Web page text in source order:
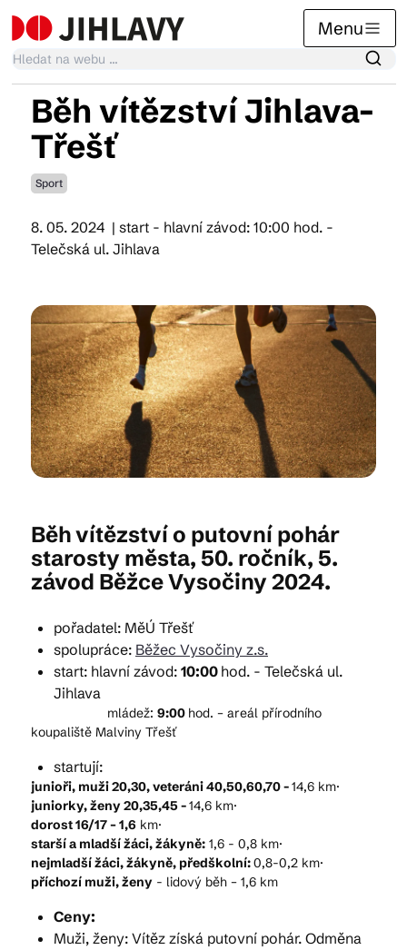
Menu
Kalendář akcí
Tradiční akce
Suvenýry
Praktické info
Kam vyrazit
CS EN DE
© 2026 Brána Jihlavy
Běh vítězství Jihlava-
Třešť
Sport
8. 05. 2024 | start - hlavní závod: 10:00 hod. -
Telečská ul. Jihlava
Běh vítězství o putovní pohár
starosty města, 50. ročník, 5.
závod Běžce Vysočiny 2024.
pořadatel: MěÚ Třešť
spolupráce: Běžec Vysočiny z.s.
start: hlavní závod: 10:00 hod. - Telečská ul.
Jihlava
mládež: 9:00 hod. – areál přírodního
koupaliště Malviny Třešť
startují:
junioři, muži 20,30, veteráni 40,50,60,70 -14,6 km·
juniorky, ženy 20,35,45 -14,6 km·
dorost 16/17 – 1,6 km·
starší a mladší žáci, žákyně: 1,6 - 0,8 km·
nejmladší žáci, žákyně, předškolní:0,8-0,2 km·
příchozí muži, ženy - lidový běh – 1,6 km
Ceny:
Muži, ženy: Vítěz získá putovní pohár. Odměna